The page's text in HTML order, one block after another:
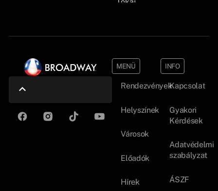
MENÜ
Rendezvények
Helyszínek
Városok
Előadók
Hírek
INFO
Kapcsolat
Gyakori
Kérdések
Adatvédelmi
szabályzat
ÁSZF